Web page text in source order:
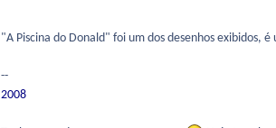
"A Piscina do Donald" foi um dos desenhos exibidos,
--
2008